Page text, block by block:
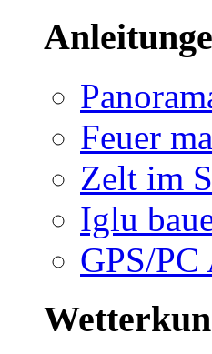
Feuer
Zelt im
Iglu
GPS/PC